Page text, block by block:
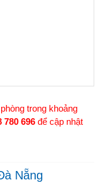
trong khoảng
780 696 để cập nhật
Nẵng